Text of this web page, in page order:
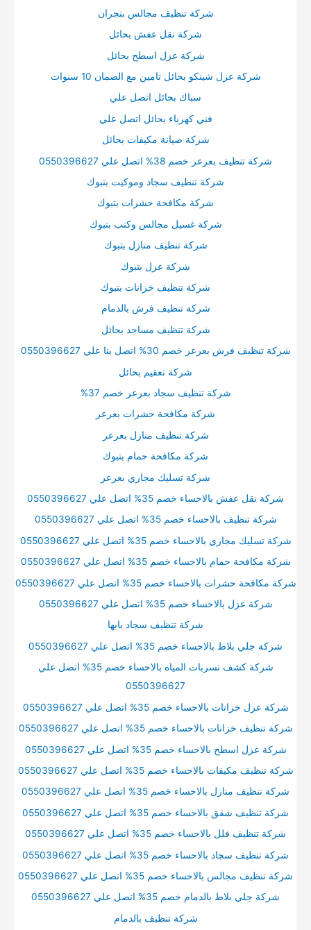
شركة تنظيف مجالس بنجران
شركة نقل عفش بحائل
شركة عزل اسطح بحائل
شركة عزل شينكو بحائل تامين مع الضمان 10 سنوات
سباك بحائل اتصل علي
فني كهرباء بحائل اتصل علي
شركة صيانة مكيفات بحائل
شركة تنظيف بعرعر خصم 38% اتصل علي 0550396627
شركة تنظيف سجاد وموكيت بتبوك
شركة مكافحة حشرات بتبوك
شركة غسيل مجالس وكنب بتبوك
شركة تنظيف منازل بتبوك
شركة عزل بتبوك
شركة تنظيف خزانات بتبوك
شركة تنظيف فرش بالدمام
شركة تنظيف مساجد بحائل
شركة تنظيف فرش بعرعر خصم 30% اتصل بنا علي 0550396627
شركة تعقيم بحائل
شركة تنظيف سجاد بعرعر خصم 37%
شركة مكافحة حشرات بعرعر
شركة تنظيف منازل بعرعر
شركة مكافحة حمام بتبوك
شركة تسليك مجاري بعرعر
شركة نقل عفش بالاحساء خصم 35% اتصل علي 0550396627
شركة تنظيف بالاحساء خصم 35% اتصل علي 0550396627
شركة تسليك مجاري بالاحساء خصم 35% اتصل علي 0550396627
شركة مكافحة حمام بالاحساء خصم 35% اتصل علي 0550396627
شركة مكافحة حشرات بالاحساء خصم 35% اتصل علي 0550396627
شركة عزل بالاحساء خصم 35% اتصل علي 0550396627
شركة تنظيف سجاد بابها
شركة جلي بلاط بالاحساء خصم 35% اتصل علي 0550396627
شركة كشف تسربات المياه بالاحساء خصم 35% اتصل علي
0550396627
شركة عزل خزانات بالاحساء خصم 35% اتصل علي 0550396627
شركة تنظيف خزانات بالاحساء خصم 35% اتصل علي 0550396627
شركة عزل اسطح بالاحساء خصم 35% اتصل علي 0550396627
شركة تنظيف مكيفات بالاحساء خصم 35% اتصل علي 0550396627
شركة تنظيف منازل بالاحساء خصم 35% اتصل علي 0550396627
شركة تنظيف شقق بالاحساء خصم 35% اتصل علي 0550396627
شركة تنظيف فلل بالاحساء خصم 35% اتصل علي 0550396627
شركة تنظيف سجاد بالاحساء خصم 35% اتصل علي 0550396627
شركة تنظيف مجالس بالاحساء خصم 35% اتصل علي 0550396627
شركة جلي بلاط بالدمام خصم 35% اتصل علي 0550396627
شركة تنظيف بالدمام